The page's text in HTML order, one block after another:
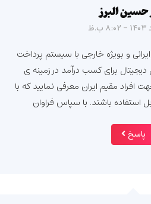
حسین البرز
و بویژه خارجی با سیستم پرداخت
دیجیتال برای کسب درآمد در زمینه ی
مقیم ایران معرفی نمایید که با
استفاده باشند. با سپاس فراوان
پاسخ